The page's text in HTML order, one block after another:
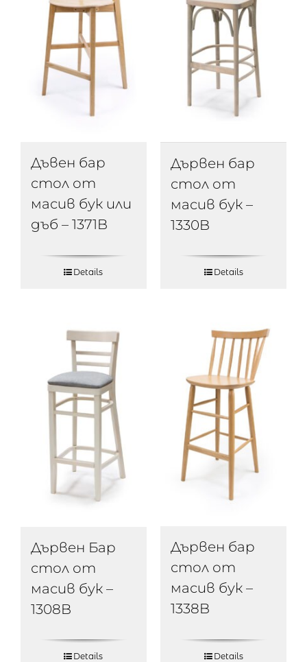
Дъвен бар
стол от
масив бук или
дъб – 1371B
Details
Дървен бар
стол от
масив бук –
1330B
Details
Дървен Бар
стол от
масив бук –
1308B
Details
Дървен бар
стол от
масив бук –
1338B
Details